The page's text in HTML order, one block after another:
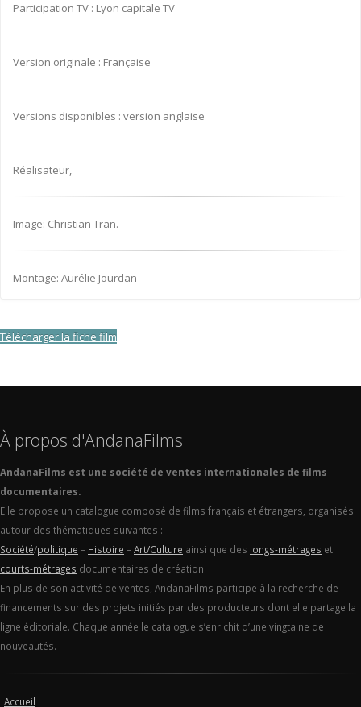
Participation TV : Lyon capitale TV
Version originale : Française
Versions disponibles : version anglaise
Réalisateur,
Image: Christian Tran.
Montage: Aurélie Jourdan
Télécharger la fiche film
À propos d'AndanaFilms
AndanaFilms est une société de ventes internationales de films
documentaires.
Elle propose un catalogue composé de films français et étrangers, organisés
autour des thématiques suivantes :
Société/politique – Histoire –Art/Culture ainsi que des longs-métrages et
courts-métrages documentaires de création.
En plus de son activité de ventes, AndanaFilms participe à la recherche de
financements sur des projets initiés par des producteurs dont elle partage la
ligne éditoriale. Chaque année le catalogue s’enrichit d’une vingtaine de
nouveautés.
Accueil